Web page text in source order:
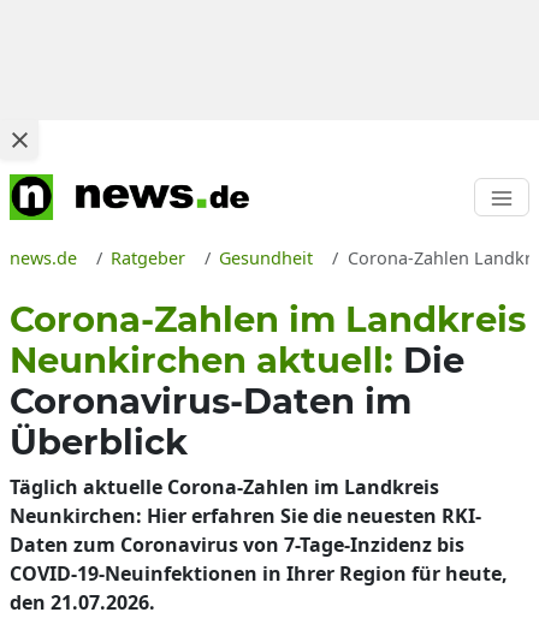
news.de Ratgeber Gesundheit Corona-Zahlen
Corona-Zahlen im Landkreis
Neunkirchen aktuell: Die
Coronavirus-Daten im
Überblick
Täglich aktuelle Corona-Zahlen im Landkreis
Neunkirchen: Hier erfahren Sie die neuesten RKI-
Daten zum Coronavirus von 7-Tage-Inzidenz bis
COVID-19-Neuinfektionen in Ihrer Region für heute,
den 21.07.2026.